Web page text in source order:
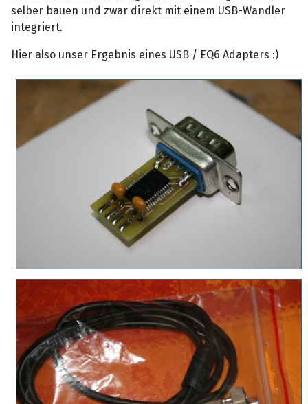
selber bauen und zwar direkt mit einem USB-Wandler
integriert.
Hier also unser Ergebnis eines USB / EQ6 Adapters :)